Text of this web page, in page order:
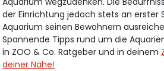
der Einrichtung jedoch stets an erster
Aquarium seinen Bewohnern
Spannende Tipps rund um die
in ZOO & Co. Ratgeber und in deinem
deiner Nähe!